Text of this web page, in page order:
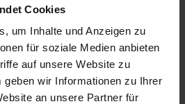
Cookies
um Inhalte und Anzeigen zu
für soziale Medien anbieten
auf unsere Website zu
geben wir Informationen zu Ihrer
an unsere Partner für